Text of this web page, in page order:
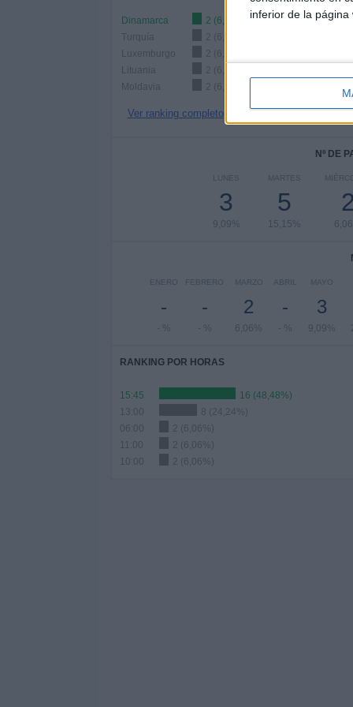
inferior de la página
Dinamarca
2 (6,06%)
Turquía
2 (6,06%)
Luxemburgo
2 (6,06%)
Lituania
2 (6,06%)
Moldavia
2 (6,06%)
Ver ranking completo
Nº DE
LUNES
3
9,09%
MARTES
5
15,15%
2
ENERO
-
- %
FEBRERO
-
- %
MARZO
2
6,06%
ABRIL
-
- %
MAYO
3
9,09%
RANKING POR HORAS
15:45
16 (48,48%)
13:00
8 (24,24%)
06:00
2 (6,06%)
2 (6,06%)
2 (6,06%)